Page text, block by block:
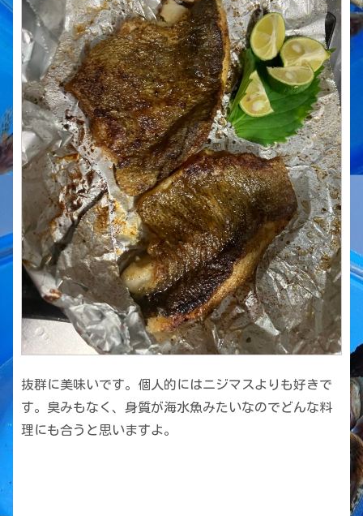
抜群に美味いです。個人的にはニジマスよりも好きで
す。臭みもなく、身質が海水魚みたいなのでどんな料
理にも合うと思いますよ。